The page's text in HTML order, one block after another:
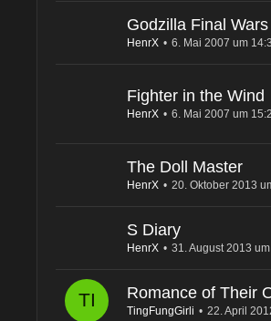
Godzilla Final Wars
HenrX 6. Mai 2007 um
Fighter in the Wind
HenrX 6. Mai 2007 um
The Doll Master
HenrX 20. Oktober 2013
S Diary
HenrX 31. August 2013
Romance of Their
TingFungGirli 22. April